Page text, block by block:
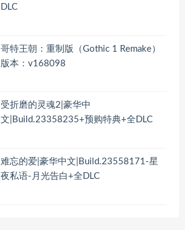
DLC
哥特王朝：重制版（Gothic 1 Remake）
版本：v168098
受折磨的灵魂2|豪华中
文|Build.23358235+预购特典+全DLC
难忘的爱|豪华中文|Build.23558171-星
夜私语-月光告白+全DLC